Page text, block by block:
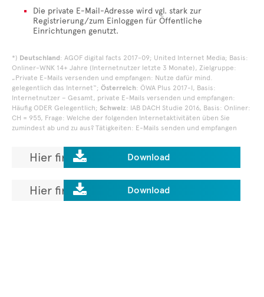
Die private E-Mail-Adresse wird vgl. stark zur
Registrierung/zum Einloggen für Öffentliche
Einrichtungen genutzt.
*) Deutschland: AGOF digital facts 2017-09; United Internet Media; Basis:
Onliner-WNK 14+ Jahre (Internetnutzer letzte 3 Monate), Zielgruppe:
„Private E-Mails versenden und empfangen: Nutze dafür mind.
gelegentlich das Internet“; Österreich: ÖWA Plus 2017-I, Basis:
Internetnutzer – Gesamt, private E-Mails versenden und empfangen:
Häufig ODER Gelegentlich; Schweiz: IAB DACH Studie 2016, Basis: Onliner:
CH = 955, Frage: Welche der folgenden Internetaktivitäten üben Sie
zumindest ab und zu aus? Tätigkeiten: E-Mails senden und empfangen
Hier finden Sie die ausführliche
Studie.
 Download
Hier finden Sie die Ländersteckbriefe.
 Download